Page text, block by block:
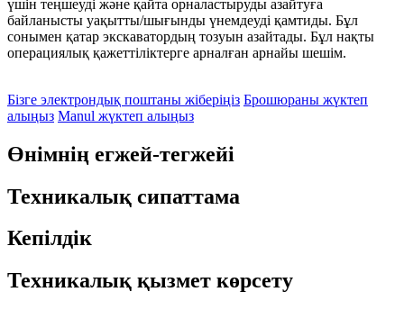
үшін теңшеуді және қайта орналастыруды азайтуға
байланысты уақытты/шығынды үнемдеуді қамтиды. Бұл
сонымен қатар экскаватордың тозуын азайтады. Бұл нақты
операциялық қажеттіліктерге арналған арнайы шешім.
Бізге электрондық поштаны жіберіңіз Брошюраны жүктеп
алыңыз Manul жүктеп алыңыз
Өнімнің егжей-тегжейі
Техникалық сипаттама
Кепілдік
Техникалық қызмет көрсету